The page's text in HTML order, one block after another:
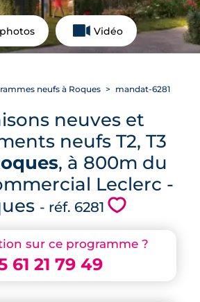
Vidéo
sur ce programme ?
61 21 79 49
neufs à Roques mandat-6281
neuves et
neufs T2, T3
, à 800m du
Leclerc -
- réf. 6281 💗